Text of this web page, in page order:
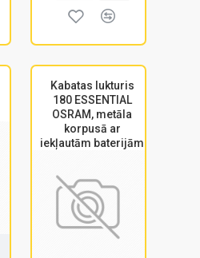
Kabatas lukturis
180 ESSENTIAL
OSRAM, metāla
korpusā ar
iekļautām baterijām